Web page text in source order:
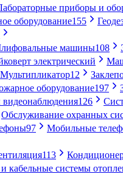
приборы и
оборудование155
машины108
электрический
Мультипликатор12
оборудование197
126
Обслуживание охранных
97 Мобильные
113
кабельные системы